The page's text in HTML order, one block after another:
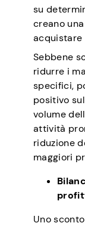
su
creano
acquistare
Sebbene
ridurre i
specifici,
positivo
volume
attività
riduzione
maggiori
Uno